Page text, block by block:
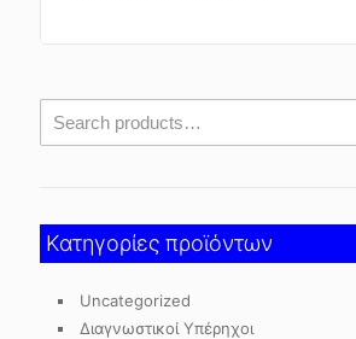
Κατηγορίες προϊόντων
Uncategorized
Διαγνωστικοί Υπέρηχοι